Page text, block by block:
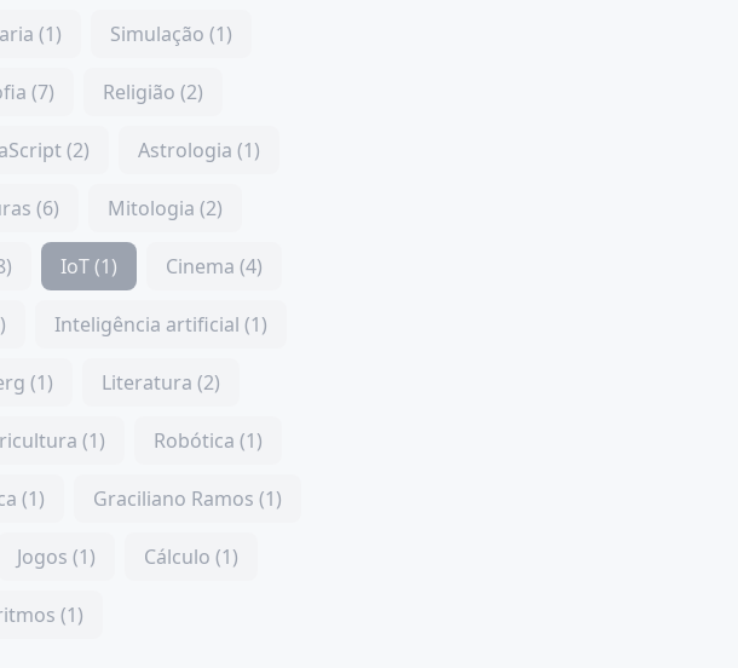
(1) Simulação (1)
(7) Religião (2)
(2) Astrologia (1)
(6) Mitologia (2)
IoT (1) Cinema (4)
Inteligência artificial (1)
(1) Literatura (2)
(1) Robótica (1)
(1) Graciliano Ramos (1)
Jogos (1) Cálculo (1)
(1)